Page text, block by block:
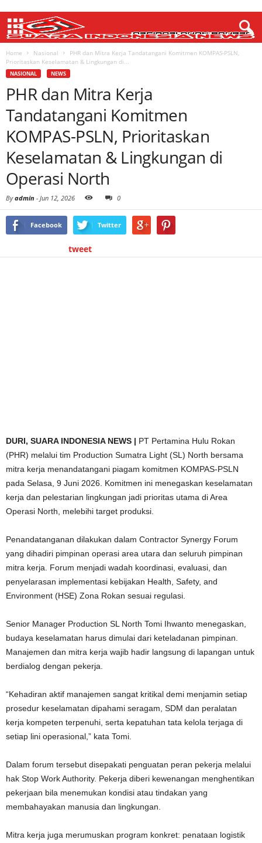
Home Nasional
PHR dan Mitra Kerja Tandatangani Komitmen KOMPAS-PSLN,
Prioritaskan Keselamatan & Lingkungan di...
NASIONAL NEWS
PHR dan Mitra Kerja
Tandatangani Komitmen
KOMPAS-PSLN, Prioritaskan
Keselamatan & Lingkungan di
Operasi North
Byadmin - Jun 12, 2026 0
Facebook Twitter
tweet
DURI, SUARA INDONESIA NEWS | PT Pertamina Hulu Rokan
(PHR) melalui tim Production Sumatra Light (SL) North bersama
mitra kerja menandatangani piagam komitmen KOMPAS-PSLN
pada Selasa, 9 Juni 2026. Komitmen ini menegaskan keselamatan
kerja dan pelestarian lingkungan jadi prioritas utama di Area
Operasi North, melebihi target produksi.
Penandatanganan dilakukan dalam Contractor Synergy Forum
yang dihadiri pimpinan operasi area utara dan seluruh pimpinan
mitra kerja. Forum menjadi wadah koordinasi, evaluasi, dan
penyelarasan implementasi kebijakan Health, Safety, and
Environment (HSE) Zona Rokan sesuai regulasi.
Senior Manager Production SL North Tomi Ihwanto menegaskan,
budaya keselamatan harus dimulai dari keteladanan pimpinan.
Manajemen dan mitra kerja wajib hadir langsung di lapangan untuk
berdialog dengan pekerja.
“Kehadiran aktif manajemen sangat kritikal demi menjamin setiap
prosedur keselamatan dipahami seragam, SDM dan peralatan
kerja kompeten terpenuhi, serta kepatuhan tata kelola terjaga di
setiap lini operasional,” kata Tomi.
Dalam forum tersebut disepakati penguatan peran pekerja melalui
hak Stop Work Authority. Pekerja diberi kewenangan menghentikan
pekerjaan bila menemukan kondisi atau tindakan yang
membahayakan manusia dan lingkungan.
Mitra kerja juga merumuskan program konkret: penataan logistik